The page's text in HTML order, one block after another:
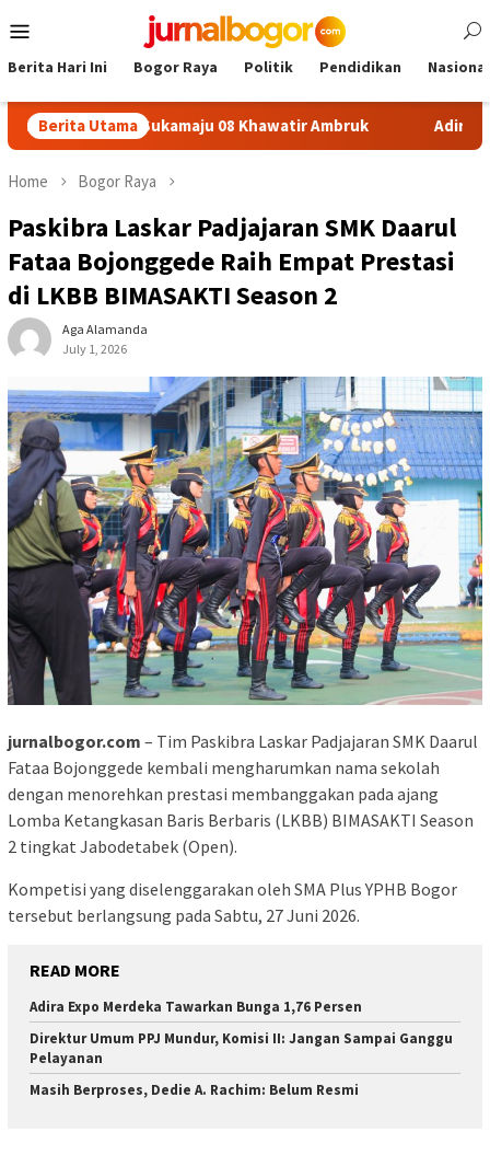
to
Menu
Berita Hari Ini Bogor Raya Politik Pendidikan Nasional
Berita Utama
SDN Sukamaju 08 Khawatir Ambruk Adira Expo
Home Bogor Raya
Paskibra Laskar Padjajaran SMK Daarul
Fataa Bojonggede Raih Empat Prestasi
di LKBB BIMASAKTI Season 2
Aga Alamanda
July 1, 2026
jurnalbogor.com – Tim Paskibra Laskar Padjajaran SMK Daarul
Fataa Bojonggede kembali mengharumkan nama sekolah
dengan menorehkan prestasi membanggakan pada ajang
Lomba Ketangkasan Baris Berbaris (LKBB) BIMASAKTI Season
2 tingkat Jabodetabek (Open).
Kompetisi yang diselenggarakan oleh SMA Plus YPHB Bogor
tersebut berlangsung pada Sabtu, 27 Juni 2026.
READ MORE
Adira Expo Merdeka Tawarkan Bunga 1,76 Persen
Direktur Umum PPJ Mundur, Komisi II: Jangan Sampai Ganggu
Pelayanan
Masih Berproses, Dedie A. Rachim: Belum Resmi